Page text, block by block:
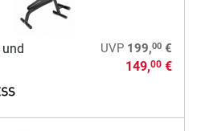
UVP 199,00€
149,00€